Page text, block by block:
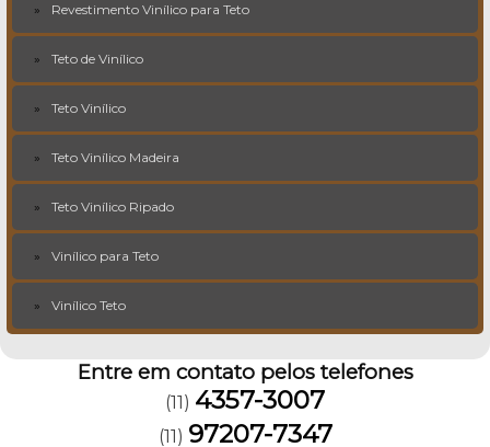
Revestimento Vinílico para Teto
Teto de Vinílico
Teto Vinílico
Teto Vinílico Madeira
Teto Vinílico Ripado
Vinílico para Teto
Vinílico Teto
Entre em contato pelos telefones
(11) 4357-3007
(11) 97207-7347